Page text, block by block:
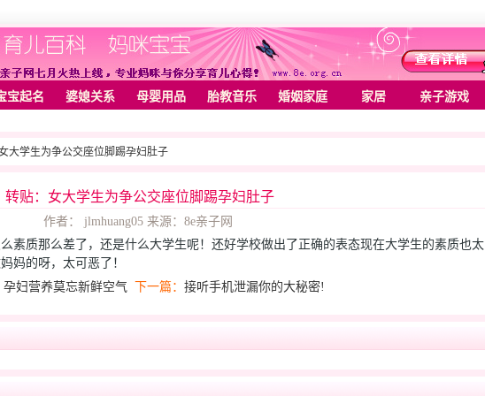
宝起名 婆媳关系 母婴用品 胎教音乐 婚姻家庭 家居 亲子游戏
大学生为争公交座位脚踢孕妇肚子
转贴：女大学生为争公交座位脚踢孕妇肚子
作者： jlmhuang05 来源：8e亲子网
素质那么差了，还是什么大学生呢！还好学校做出了正确的表态现在大学生的素质也太
妈的呀，太可恶了！
孕妇营养莫忘新鲜空气 下一篇： 接听手机泄漏你的大秘密!